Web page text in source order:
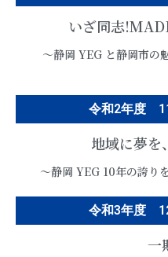
いざ同志
〜静岡 YEG と静岡市の
令和2年度
地域に夢を
〜静岡 YEG 10年の誇
令和3年度
一